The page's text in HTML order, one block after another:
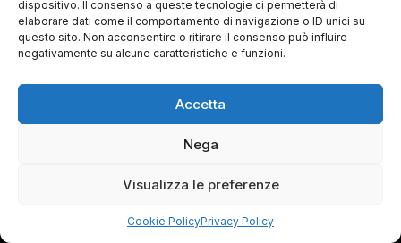
dispositivo. Il consenso a queste tecnologie ci permetterà di
elaborare dati come il comportamento di navigazione o ID unici su
questo sito. Non acconsentire o ritirare il consenso può influire
negativamente su alcune caratteristiche e funzioni.
Accetta
Nega
Visualizza le preferenze
Cookie PolicyPrivacy Policy